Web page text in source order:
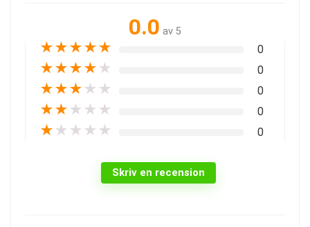
0.0 av 5
★★★★★ 0
★★★★ ★ 0
★★★ ★ ★ 0
★★ ★ ★ ★ 0
★ ★ ★ ★ ★ 0
Skriv en recension